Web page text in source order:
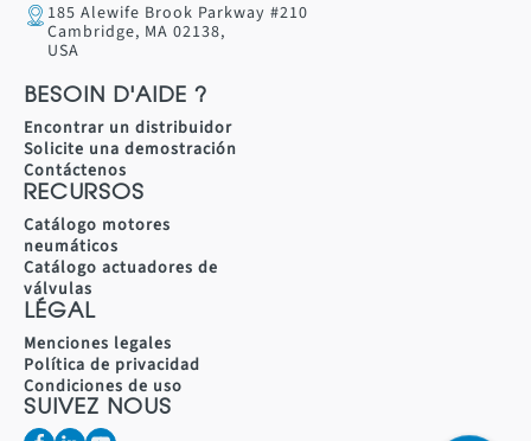
185 Alewife Brook Parkway #210
Cambridge, MA 02138,
USA
BESOIN D'AIDE ?
Encontrar un distribuidor
Solicite una demostración
Contáctenos
RECURSOS
Catálogo motores
neumáticos
Catálogo actuadores de
válvulas
LÉGAL
Menciones legales
Política de privacidad
Condiciones de uso
SUIVEZ NOUS